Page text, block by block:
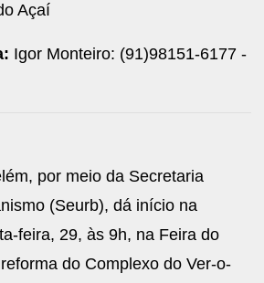
Açaí
Igor Monteiro: (91)98151-6177 -
por meio da Secretaria
(Seurb), dá início na
feira, 29, às 9h, na Feira do
do Complexo do Ver-o-